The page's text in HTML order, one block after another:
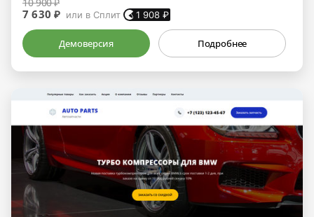
10 900 ₽
7 630 ₽ или в Сплит 1 908 ₽
Демоверсия Подробнее